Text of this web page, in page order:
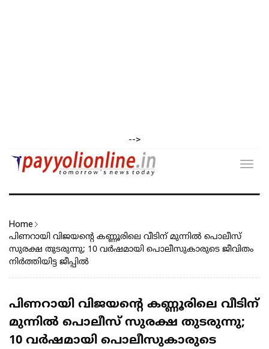
-->
Home
പിണറായി വിജയന്റെ കണ്ണൂരിലെ വീടിന് മുന്നിൽ പൊലീസ്
സുരക്ഷ തുടരുന്നു; 10 വർഷമായി പൊലീസുകാരുടെ ജീവിതം
നിർത്തിയിട്ട ജീപ്പിൽ
പിണറായി വിജയന്റെ കണ്ണൂരിലെ വീടിന്
മുന്നിൽ പൊലീസ് സുരക്ഷ തുടരുന്നു;
10 വർഷമായി പൊലീസുകാരുടെ